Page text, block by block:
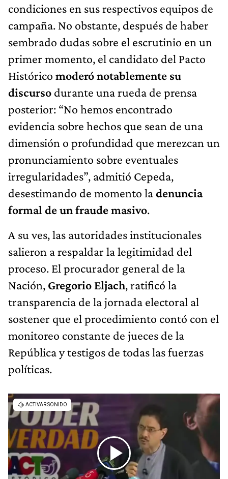
condiciones en sus respectivos equipos de
campaña. No obstante, después de haber
sembrado dudas sobre el escrutinio en un
primer momento, el candidato del Pacto
Histórico moderó notablemente su
discurso durante una rueda de prensa
posterior: “No hemos encontrado
evidencia sobre hechos que sean de una
dimensión o profundidad que merezcan un
pronunciamiento sobre eventuales
irregularidades”, admitió Cepeda,
desestimando de momento ladenuncia
formal de un fraude masivo.
A su ves, las autoridades institucionales
salieron a respaldar la legitimidad del
proceso. El procurador general de la
Nación, Gregorio Eljach, ratificó la
transparencia de la jornada electoral al
sostener que el procedimiento contó con el
monitoreo constante de jueces de la
República y testigos de todas las fuerzas
políticas.